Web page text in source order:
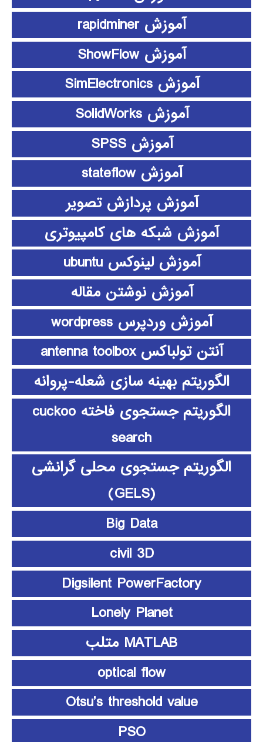
آموزش rapidminer
آموزش ShowFlow
آموزش SimElectronics
آموزش SolidWorks
آموزش SPSS
آموزش stateflow
آموزش پردازش تصویر
آموزش شبکه های کامپیوتری
آموزش لینوکس ubuntu
آموزش نوشتن مقاله
آموزش وردپرس wordpress
آنتن تولباکس antenna toolbox
الگوریتم بهینه سازی شعله-پروانه
الگوریتم جستجوی فاخته cuckoo
search
الگوریتم جستجوی محلی گرانشی
(GELS)
Big Data
civil 3D
Digsilent PowerFactory
Lonely Planet
MATLAB متلب
optical flow
Otsu’s threshold value
PSO